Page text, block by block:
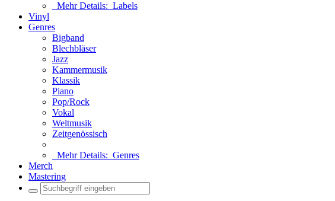
Mehr Details: Labels
Vinyl
Genres
Bigband
Blechbläser
Jazz
Kammermusik
Klassik
Piano
Pop/Rock
Vokal
Weltmusik
Zeitgenössisch
Mehr Details: Genres
Merch
Mastering